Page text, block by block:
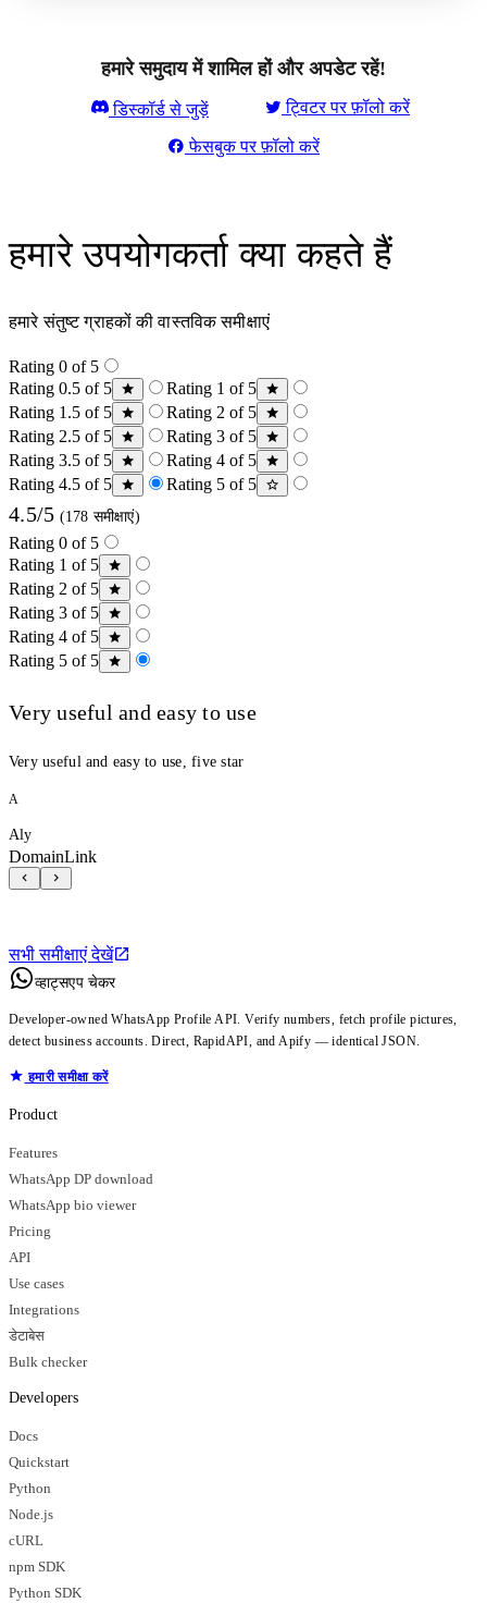
हमारे समुदाय में शामिल हों और अपडेट रहें!
डिस्कॉर्ड से जुड़ें ट्विटर पर फ़ॉलो करें
फेसबुक पर फ़ॉलो करें
हमारे उपयोगकर्ता क्या कहते हैं
हमारे संतुष्ट ग्राहकों की वास्तविक समीक्षाएं
Rating 0 of 5
Rating 0.5 of 5
Rating 1 of 5
Rating 1.5 of 5
Rating 2 of 5
Rating 2.5 of 5
Rating 3 of 5
Rating 3.5 of 5
Rating 4 of 5
Rating 4.5 of 5
Rating 5 of 5
4.5/5 (178 समीक्षाएं)
Rating 0 of 5
Rating 1 of 5
Rating 2 of 5
Rating 3 of 5
Rating 4 of 5
Rating 5 of 5
Very useful and easy to use
Very useful and easy to use, five star
A
Aly
DomainLink
सभी समीक्षाएं देखें
व्हाट्सएप चेकर
Developer-owned WhatsApp Profile API. Verify numbers, fetch profile pictures,
detect business accounts. Direct, RapidAPI, and Apify — identical JSON.
हमारी समीक्षा करें
Product
Features
WhatsApp DP download
WhatsApp bio viewer
Pricing
API
Use cases
Integrations
डेटाबेस
Bulk checker
Developers
Docs
Quickstart
Python
Node.js
cURL
npm SDK
Python SDK